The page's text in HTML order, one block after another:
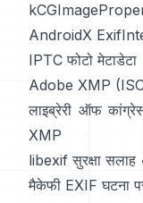
AndroidX
IPTC फोटो मेटाडेटा
Adobe XMP
लाइब्रेरी ऑफ
XMP
libexif सुरक्षा सलाह
मैकेफी EXIF घटना